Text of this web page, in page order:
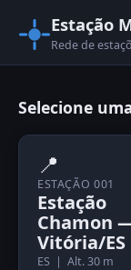
Estação
Rede de
Selecione
📍
ESTAÇÃO 001
Estação
Chamon
Vitória/ES
ES | Alt. 30 m